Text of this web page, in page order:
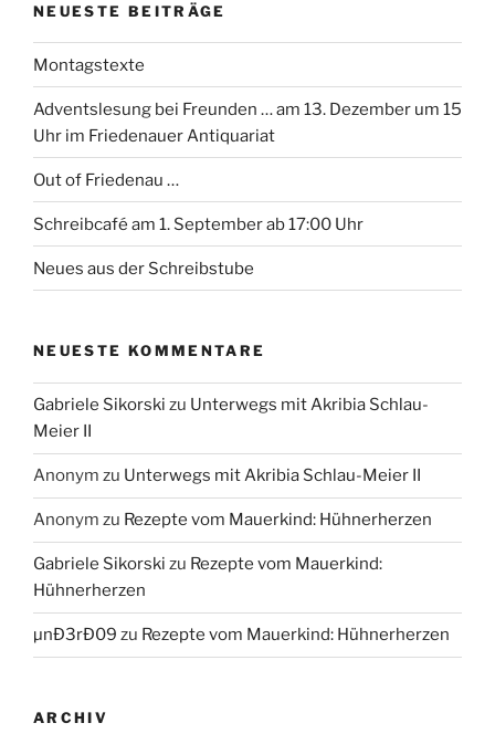
NEUESTE BEITRÄGE
Montagstexte
Adventslesung bei Freunden … am 13. Dezember um 15
Uhr im Friedenauer Antiquariat
Out of Friedenau …
Schreibcafé am 1. September ab 17:00 Uhr
Neues aus der Schreibstube
NEUESTE KOMMENTARE
Gabriele Sikorski zu Unterwegs mit Akribia Schlau-
Meier II
Anonym zu Unterwegs mit Akribia Schlau-Meier II
Anonym zu Rezepte vom Mauerkind: Hühnerherzen
Gabriele Sikorski zu Rezepte vom Mauerkind:
Hühnerherzen
µnÐ3rÐ09 zu Rezepte vom Mauerkind: Hühnerherzen
ARCHIV